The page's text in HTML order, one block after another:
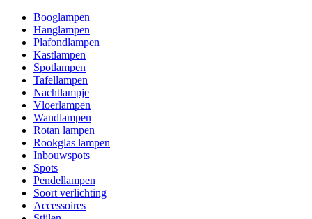
Booglampen
Hanglampen
Plafondlampen
Kastlampen
Spotlampen
Tafellampen
Nachtlampje
Vloerlampen
Wandlampen
Rotan lampen
Rookglas lampen
Inbouwspots
Spots
Pendellampen
Soort verlichting
Accessoires